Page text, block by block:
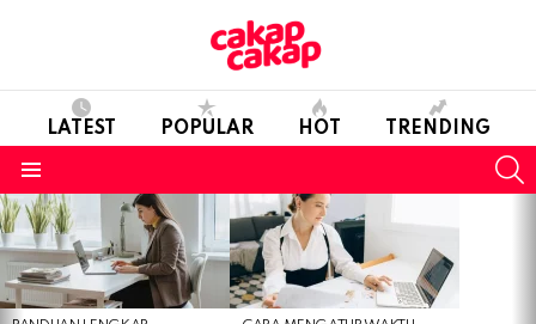
LATEST POPULAR HOT TRENDING
LATEST
STORIES